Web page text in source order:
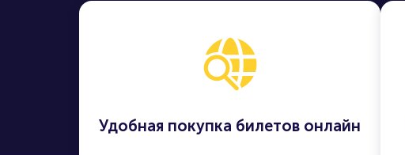
Удобная покупка билетов онлайн